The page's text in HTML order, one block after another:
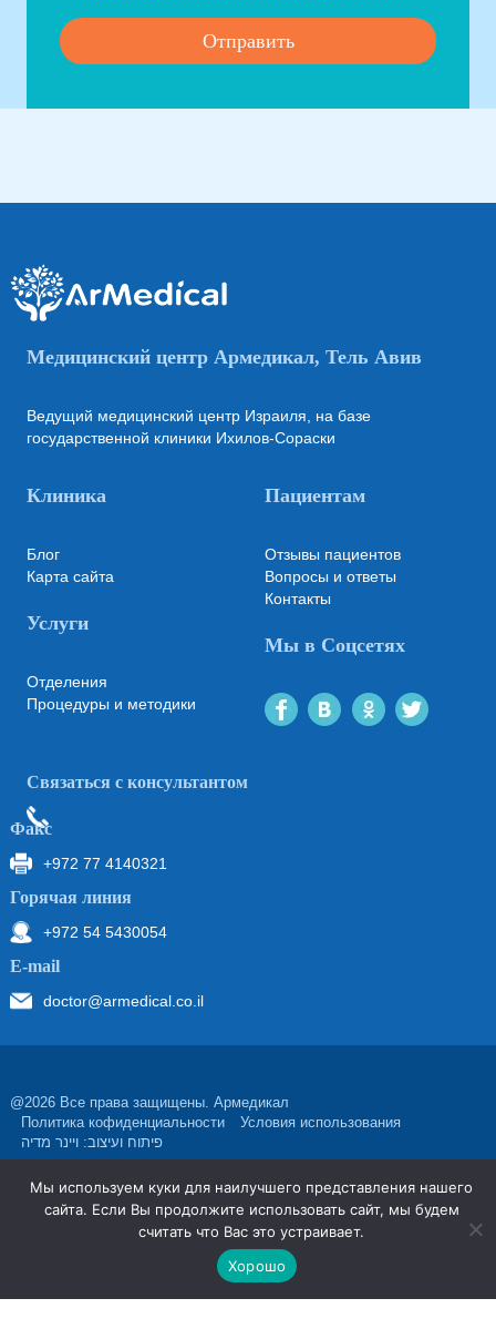
Медицинский центр Армедикал, Тель Авив
Ведущий медицинский центр Израиля, на базе
государственной клиники Ихилов-Сораски
Клиника
Блог
Карта сайта
Услуги
Отделения
Процедуры и методики
Пациентам
Отзывы пациентов
Вопросы и ответы
Контакты
Мы в Соцсетях
Связаться с консультантом
Факс
+972 77 4140321
Горячая линия
+972 54 5430054
Е-mail
doctor@armedical.co.il
@2026 Все права защищены. Армедикал
Политика кофиденциальности
Условия использования
פיתוח ועיצוב: ויינר מדיה
Мы используем куки для наилучшего представления нашего
сайта. Если Вы продолжите использовать сайт, мы будем
считать что Вас это устраивает.
Хорошо